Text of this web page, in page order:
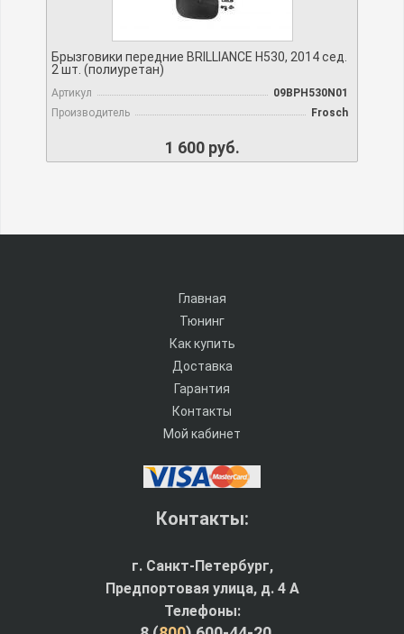
Брызговики передние BRILLIANCE H530, 2014 сед.
2 шт. (полиуретан)
Артикул
09BPH530N01
Производитель
Frosch
1 600 руб.
Главная
Тюнинг
Как купить
Доставка
Гарантия
Контакты
Мой кабинет
Контакты:
г. Санкт-Петербург,
Предпортовая улица, д. 4 A
Телефоны: